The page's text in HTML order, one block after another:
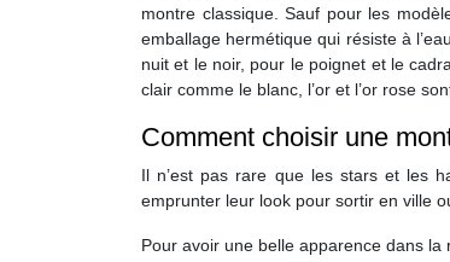
montre classique. Sauf pour les
emballage hermétique qui résiste à
nuit et le noir, pour le poignet et le
clair comme le blanc, l’or et l’or rose
Comment choisir une
Il n’est pas rare que les stars et les
emprunter leur look pour sortir en ville
Pour avoir une belle apparence dans